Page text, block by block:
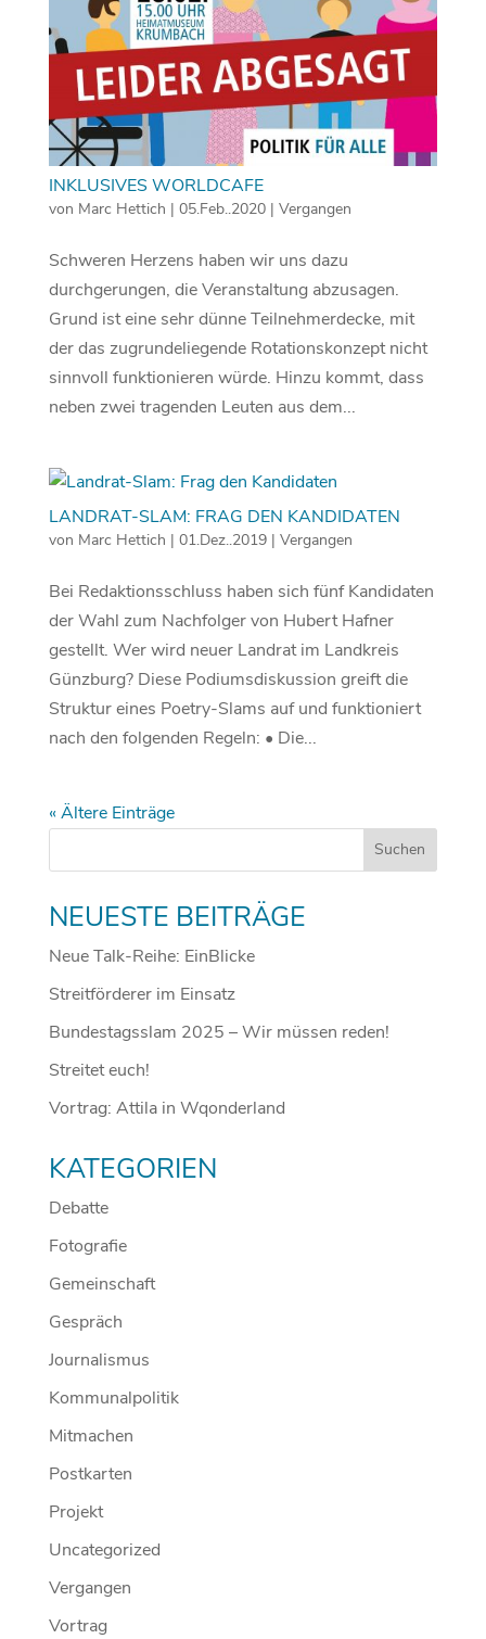
INKLUSIVES WORLDCAFE
von Marc Hettich | 05.Feb..2020| Vergangen
Schweren Herzens haben wir uns dazu
durchgerungen, die Veranstaltung abzusagen.
Grund ist eine sehr dünne Teilnehmerdecke, mit
der das zugrundeliegende Rotationskonzept nicht
sinnvoll funktionieren würde. Hinzu kommt, dass
neben zwei tragenden Leuten aus dem...
LANDRAT-SLAM: FRAG DEN KANDIDATEN
von Marc Hettich | 01.Dez..2019| Vergangen
Bei Redaktionsschluss haben sich fünf Kandidaten
der Wahl zum Nachfolger von Hubert Hafner
gestellt. Wer wird neuer Landrat im Landkreis
Günzburg? Diese Podiumsdiskussion greift die
Struktur eines Poetry-Slams auf und funktioniert
nach den folgenden Regeln: • Die...
« Ältere Einträge
NEUESTE BEITRÄGE
Neue Talk-Reihe: EinBlicke
Streitförderer im Einsatz
Bundestagsslam 2025 – Wir müssen reden!
Streitet euch!
Vortrag: Attila in Wqonderland
KATEGORIEN
Debatte
Fotografie
Gemeinschaft
Gespräch
Journalismus
Kommunalpolitik
Mitmachen
Postkarten
Projekt
Uncategorized
Vergangen
Vortrag